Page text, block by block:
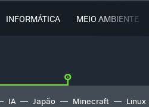
INFORMÁTICA MEIO AMBIENTE
IA Japão Minecraft Linux